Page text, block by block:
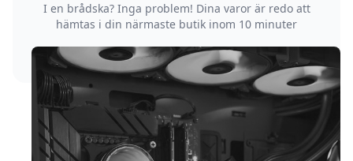
I en brådska? Inga problem! Dina varor är redo att
hämtas i din närmaste butik inom 10 minuter